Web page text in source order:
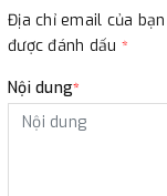
Địa chỉ email của
được đánh dấu *
Nội dung*